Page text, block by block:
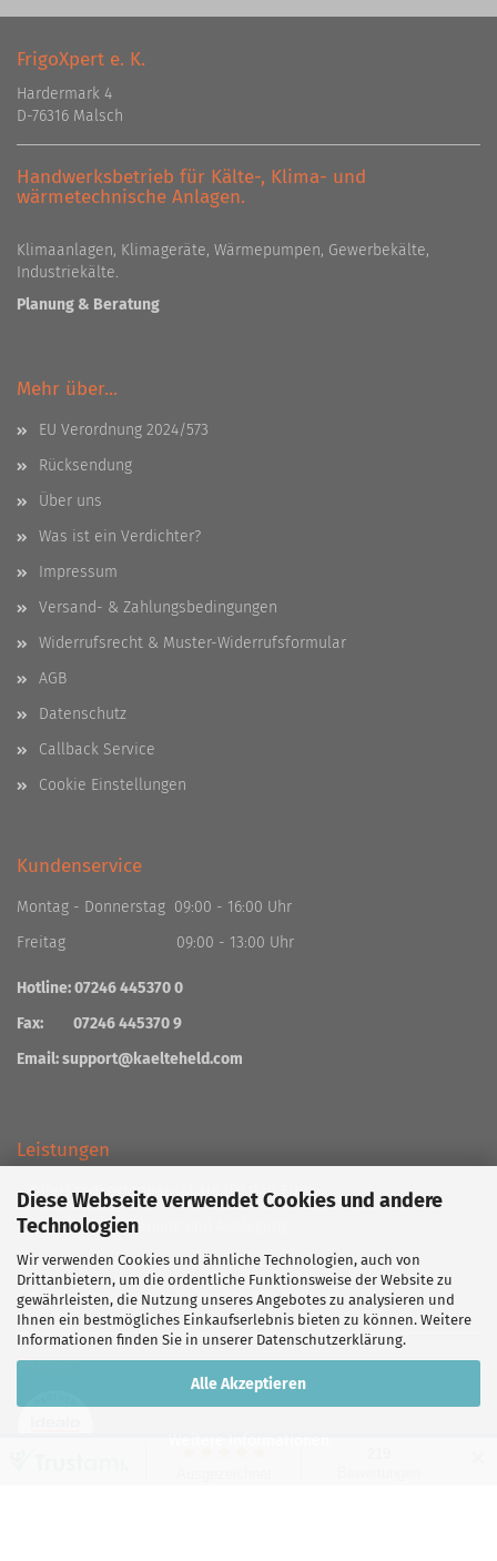
Diese Webseite verwendet Cookies und andere
Technologien
Wir verwenden Cookies und ähnliche Technologien, auch von
Drittanbietern, um die ordentliche Funktionsweise der Website zu
gewährleisten, die Nutzung unseres Angebotes zu analysieren und
Ihnen ein bestmögliches Einkaufserlebnis bieten zu können. Weitere
Informationen finden Sie in unserer Datenschutzerklärung.
Alle Akzeptieren
FrigoXpert e. K.
Hardermark 4
D-76316 Malsch
Handwerksbetrieb für Kälte-, Klima- und
wärmetechnische Anlagen.
Klimaanlagen, Klimageräte, Wärmepumpen, Gewerbekälte,
Industriekälte.
Planung & Beratung
Mehr über...
EU Verordnung 2024/573
Rücksendung
Über uns
Was ist ein Verdichter?
Impressum
Versand- & Zahlungsbedingungen
Widerrufsrecht & Muster-Widerrufsformular
AGB
Datenschutz
Callback Service
Cookie Einstellungen
Kundenservice
Montag - Donnerstag 09:00 - 16:00 Uhr
Freitag 09:00 - 13:00 Uhr
Hotline: 07246 445370 0
Fax: 07246 445370 9
Email:support@kaelteheld.com
Leistungen
Versandkostenpauschale (D) 9.40 EUR
Kostenlose Planung und Auslegung
Handwerksbetrieb
Lieferprogramm mit über 130.000 Artikeln!
Partner